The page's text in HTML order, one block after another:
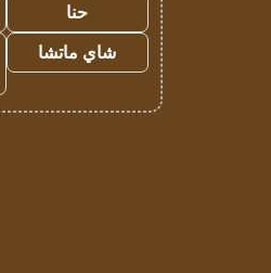
حنا
شاي ماتشا